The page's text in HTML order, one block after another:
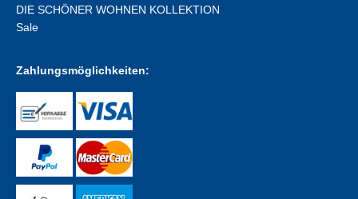
DIE SCHÖNER WOHNEN KOLLEKTION
Sale
Zahlungsmöglichkeiten: